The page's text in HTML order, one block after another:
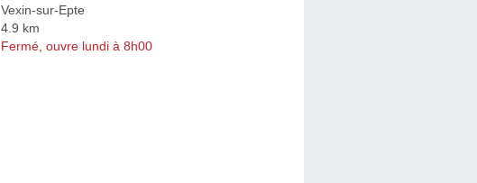
Vexin-sur-Epte
4.9 km
Fermé, ouvre lundi à 8h00